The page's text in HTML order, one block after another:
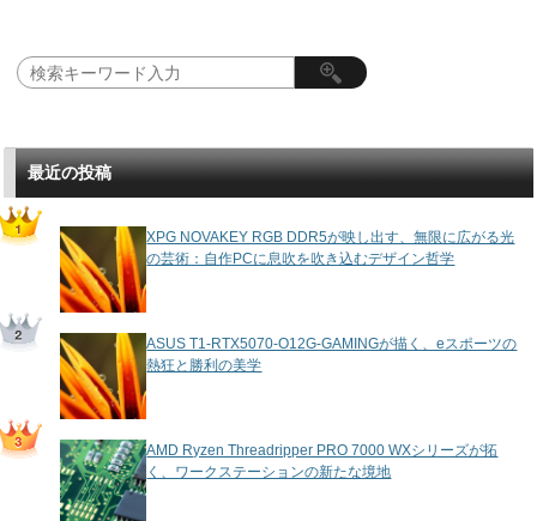
最近の投稿
XPG NOVAKEY RGB DDR5が映し出す、無限に広がる光
の芸術：自作PCに息吹を吹き込むデザイン哲学
ASUS T1-RTX5070-O12G-GAMINGが描く、eスポーツの
熱狂と勝利の美学
AMD Ryzen Threadripper PRO 7000 WXシリーズが拓
く、ワークステーションの新たな境地